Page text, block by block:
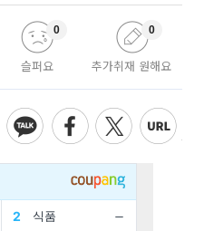
슬퍼요
0
추가취재 원해요
0